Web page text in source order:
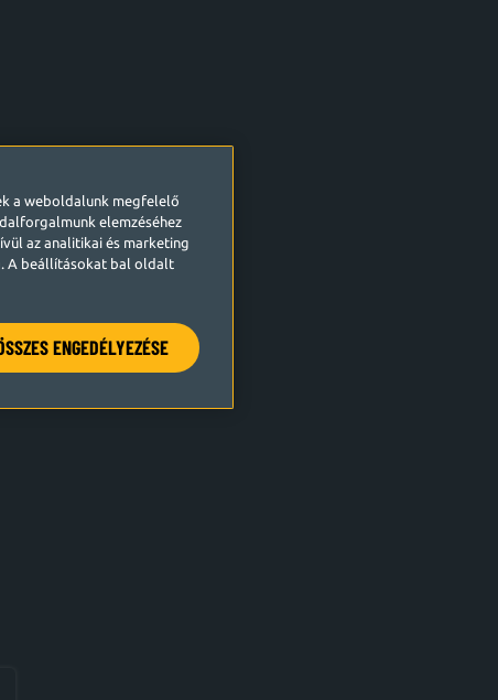
a weboldalunk megfelelő
elemzéséhez
az analitikai és marketing
A beállításokat bal oldalt
ENGEDÉLYEZÉSE